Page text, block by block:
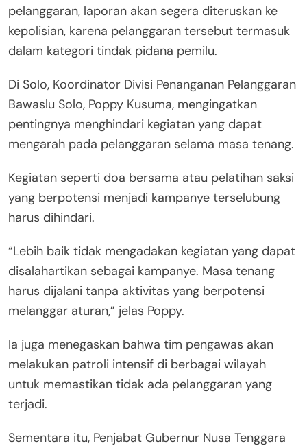
pelanggaran, laporan akan segera diteruskan ke
kepolisian, karena pelanggaran tersebut termasuk
dalam kategori tindak pidana pemilu.
Di Solo, Koordinator Divisi Penanganan Pelanggaran
Bawaslu Solo, Poppy Kusuma, mengingatkan
pentingnya menghindari kegiatan yang dapat
mengarah pada pelanggaran selama masa tenang.
Kegiatan seperti doa bersama atau pelatihan saksi
yang berpotensi menjadi kampanye terselubung
harus dihindari.
“Lebih baik tidak mengadakan kegiatan yang dapat
disalahartikan sebagai kampanye. Masa tenang
harus dijalani tanpa aktivitas yang berpotensi
melanggar aturan,” jelas Poppy.
Ia juga menegaskan bahwa tim pengawas akan
melakukan patroli intensif di berbagai wilayah
untuk memastikan tidak ada pelanggaran yang
terjadi.
Sementara itu, Penjabat Gubernur Nusa Tenggara